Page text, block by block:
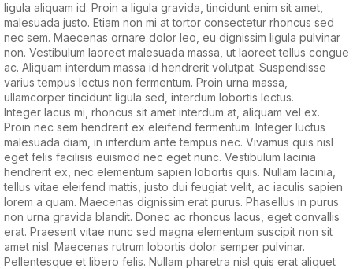
ligula aliquam id. Proin a ligula gravida, tincidunt enim sit amet,
malesuada justo. Etiam non mi at tortor consectetur rhoncus sed
nec sem. Maecenas ornare dolor leo, eu dignissim ligula pulvinar
non. Vestibulum laoreet malesuada massa, ut laoreet tellus congue
ac. Aliquam interdum massa id hendrerit volutpat. Suspendisse
varius tempus lectus non fermentum. Proin urna massa,
ullamcorper tincidunt ligula sed, interdum lobortis lectus.
Integer lacus mi, rhoncus sit amet interdum at, aliquam vel ex.
Proin nec sem hendrerit ex eleifend fermentum. Integer luctus
malesuada diam, in interdum ante tempus nec. Vivamus quis nisl
eget felis facilisis euismod nec eget nunc. Vestibulum lacinia
hendrerit ex, nec elementum sapien lobortis quis. Nullam lacinia,
tellus vitae eleifend mattis, justo dui feugiat velit, ac iaculis sapien
lorem a quam. Maecenas dignissim erat purus. Phasellus in purus
non urna gravida blandit. Donec ac rhoncus lacus, eget convallis
erat. Praesent vitae nunc sed magna elementum suscipit non sit
amet nisl. Maecenas rutrum lobortis dolor semper pulvinar.
Pellentesque et libero felis. Nullam pharetra nisl quis erat aliquet